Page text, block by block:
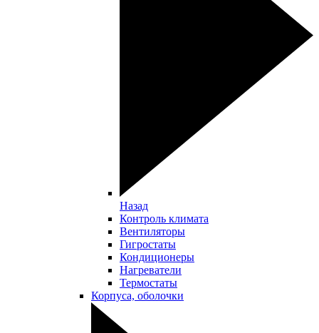
Назад
Контроль климата
Вентиляторы
Гигростаты
Кондиционеры
Нагреватели
Термостаты
Корпуса, оболочки